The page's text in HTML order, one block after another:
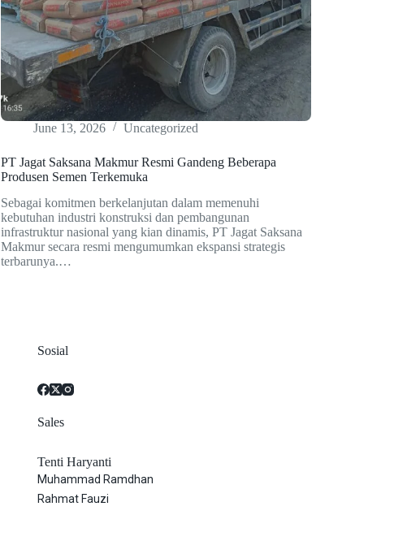
June 13, 2026 Uncategorized
PT Jagat Saksana Makmur Resmi Gandeng Beberapa
Produsen Semen Terkemuka
Sebagai komitmen berkelanjutan dalam memenuhi
kebutuhan industri konstruksi dan pembangunan
infrastruktur nasional yang kian dinamis, PT Jagat Saksana
Makmur secara resmi mengumumkan ekspansi strategis
terbarunya.…
Sosial
Sales
Tenti Haryanti
Muhammad Ramdhan
Rahmat Fauzi